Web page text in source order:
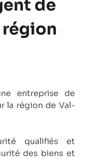
de
entreprise de
la région de Val-
qualifiés et
des biens et